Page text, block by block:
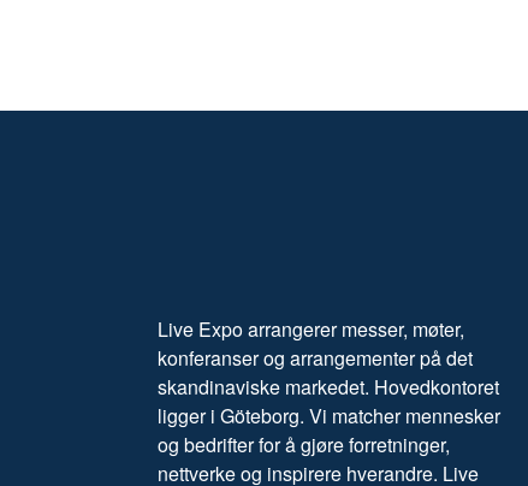
Live Expo arrangerer messer, møter,
konferanser og arrangementer på det
skandinaviske markedet. Hovedkontoret
ligger i Göteborg. Vi matcher mennesker
og bedrifter for å gjøre forretninger,
nettverke og inspirere hverandre. Live